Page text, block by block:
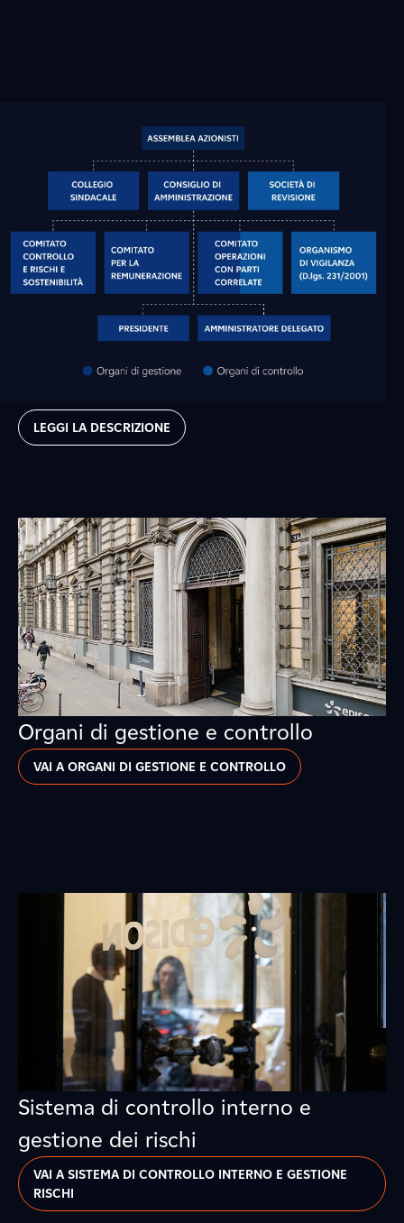
LEGGI LA DESCRIZIONE
Organi di gestione e controllo
VAI A ORGANI DI GESTIONE E CONTROLLO
Sistema di controllo interno e
gestione dei rischi
VAI A SISTEMA DI CONTROLLO INTERNO E GESTIONE
RISCHI